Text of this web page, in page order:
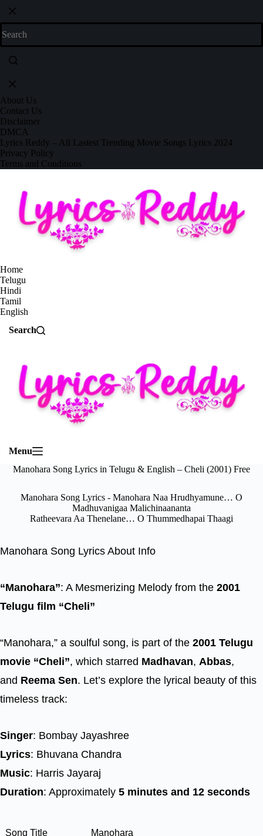
About Us
Contact Us
Disclaimer
DMCA
Lyrics Reddy – All Lastest Trending Movie Songs Lyrics 2024
Privacy Policy
Terms and Conditions
Home
Telugu
Hindi
Tamil
English
Search
Menu
Manohara Song Lyrics in Telugu & English – Cheli (2001) Free
Manohara Song Lyrics - Manohara Naa Hrudhyamune… O
Madhuvanigaa Malichinaananta
Ratheevara Aa Thenelane… O Thummedhapai Thaagi
Manohara Song Lyrics About Info
“Manohara”: A Mesmerizing Melody from the 2001
Telugu film “Cheli”
“Manohara,” a soulful song, is part of the 2001 Telugu
movie “Cheli”, which starred Madhavan, Abbas,
and Reema Sen. Let’s explore the lyrical beauty of this
timeless track:
Singer: Bombay Jayashree
Lyrics: Bhuvana Chandra
Music: Harris Jayaraj
Duration: Approximately 5 minutes and 12 seconds
Song Title Manohara